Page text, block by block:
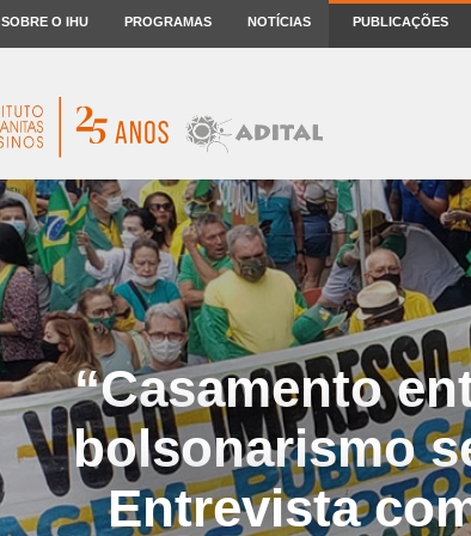
SOBRE O IHU PROGRAMAS NOTÍCIAS PUBLICAÇÕES
“Casamento
bolsonarismo
Entrevista